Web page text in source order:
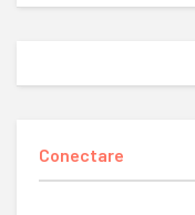
Conectare